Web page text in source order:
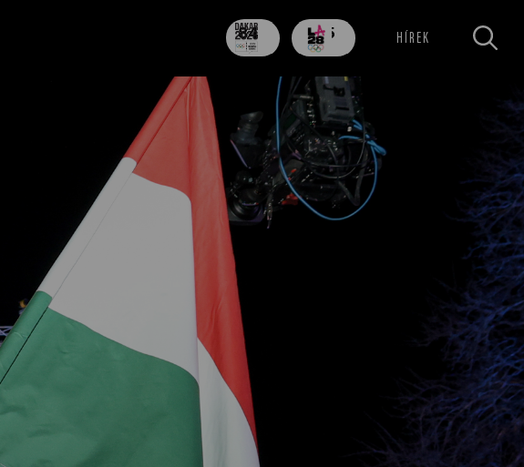
84
nap
705
nap HÍREK